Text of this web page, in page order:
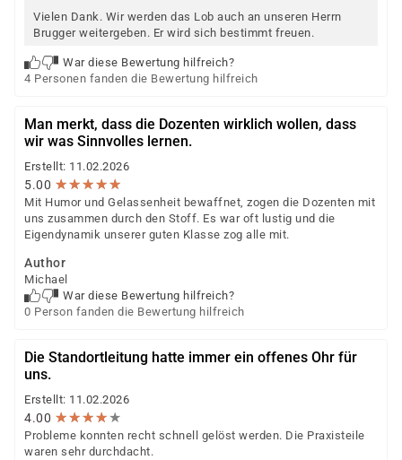
Vielen Dank. Wir werden das Lob auch an unseren Herrn
Brugger weitergeben. Er wird sich bestimmt freuen.
War diese Bewertung hilfreich?
4 Personen fanden die Bewertung hilfreich
Man merkt, dass die Dozenten wirklich wollen, dass
wir was Sinnvolles lernen.
Erstellt: 11.02.2026
5.00 ★★★★★
★★★★★
Mit Humor und Gelassenheit bewaffnet, zogen die Dozenten mit
uns zusammen durch den Stoff. Es war oft lustig und die
Eigendynamik unserer guten Klasse zog alle mit.
Author
Michael
War diese Bewertung hilfreich?
0 Person fanden die Bewertung hilfreich
Die Standortleitung hatte immer ein offenes Ohr für
uns.
Erstellt: 11.02.2026
4.00 ★★★★★
★★★★★
Probleme konnten recht schnell gelöst werden. Die Praxisteile
waren sehr durchdacht.